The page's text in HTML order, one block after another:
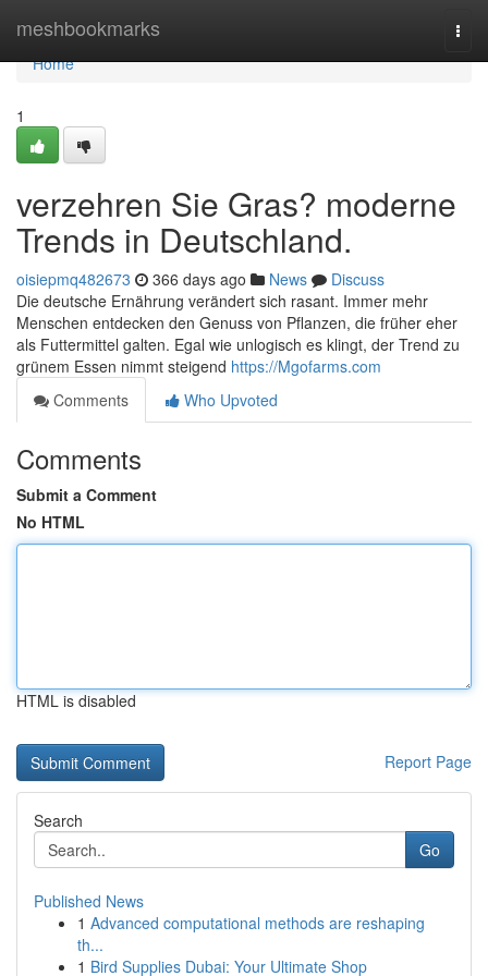
meshbookmarks
Home
Home
1
verzehren Sie Gras? moderne
Trends in Deutschland.
oisiepmq482673 366 days ago News
Discuss
Die deutsche Ernährung verändert sich rasant. Immer mehr
Menschen entdecken den Genuss von Pflanzen, die früher eher
als Futtermittel galten. Egal wie unlogisch es klingt, der Trend zu
grünem Essen nimmt steigend https://Mgofarms.com
Comments
Who Upvoted
Comments
Submit a Comment
No HTML
HTML is disabled
Report Page
Search
Go
Published News
1 Advanced computational methods are reshaping
th...
1 Bird Supplies Dubai: Your Ultimate Shop